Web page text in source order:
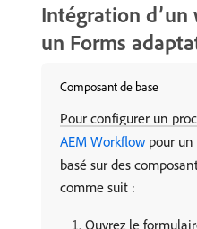
Intégration
un Forms
Composant de base
Pour configurer un
AEM Workflow pour
basé sur des
comme suit :
Ouvrez le